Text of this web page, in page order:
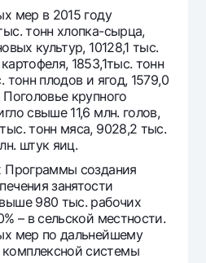
мер в 2015 году
тонн хлопка-сырца,
культур, 10128,1 тыс.
1853,1тыс. тонн
тонн плодов и ягод, 1579,0
крупного
свыше 11,6 млн. голов,
тонн мяса, 9028,2 тыс.
штук яиц.
Программы создания
занятости
980 тыс. рабочих
– в сельской местности.
мер по дальнейшему
системы